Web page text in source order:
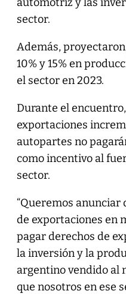
sector.
Además,
10% y 15% en
el sector en 2023.
Durante el
exportaciones
autopartes no
como incentivo al
sector.
“Queremos
de exportaciones en
pagar derechos de
la inversión y la
argentino vendido al
que nosotros en ese